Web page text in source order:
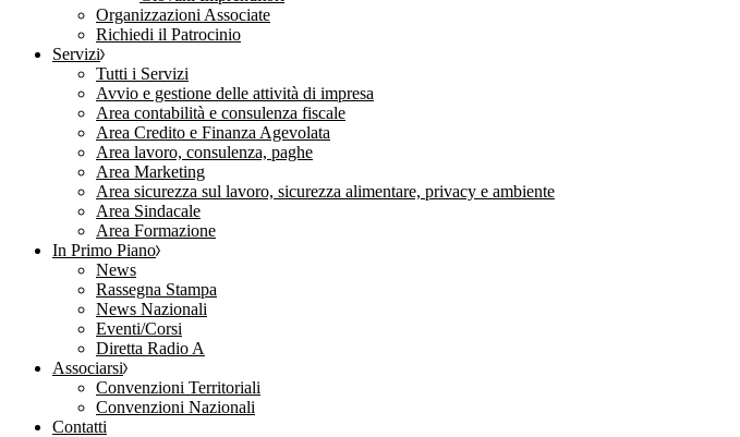
Organizzazioni Associate
Richiedi il Patrocinio
Servizi
Tutti i Servizi
Avvio e gestione delle attività di impresa
Area contabilità e consulenza fiscale
Area Credito e Finanza Agevolata
Area lavoro, consulenza, paghe
Area Marketing
Area sicurezza sul lavoro, sicurezza alimentare, privacy e ambiente
Area Sindacale
Area Formazione
In Primo Piano
News
Rassegna Stampa
News Nazionali
Eventi/Corsi
Diretta Radio A
Associarsi
Convenzioni Territoriali
Convenzioni Nazionali
Contatti